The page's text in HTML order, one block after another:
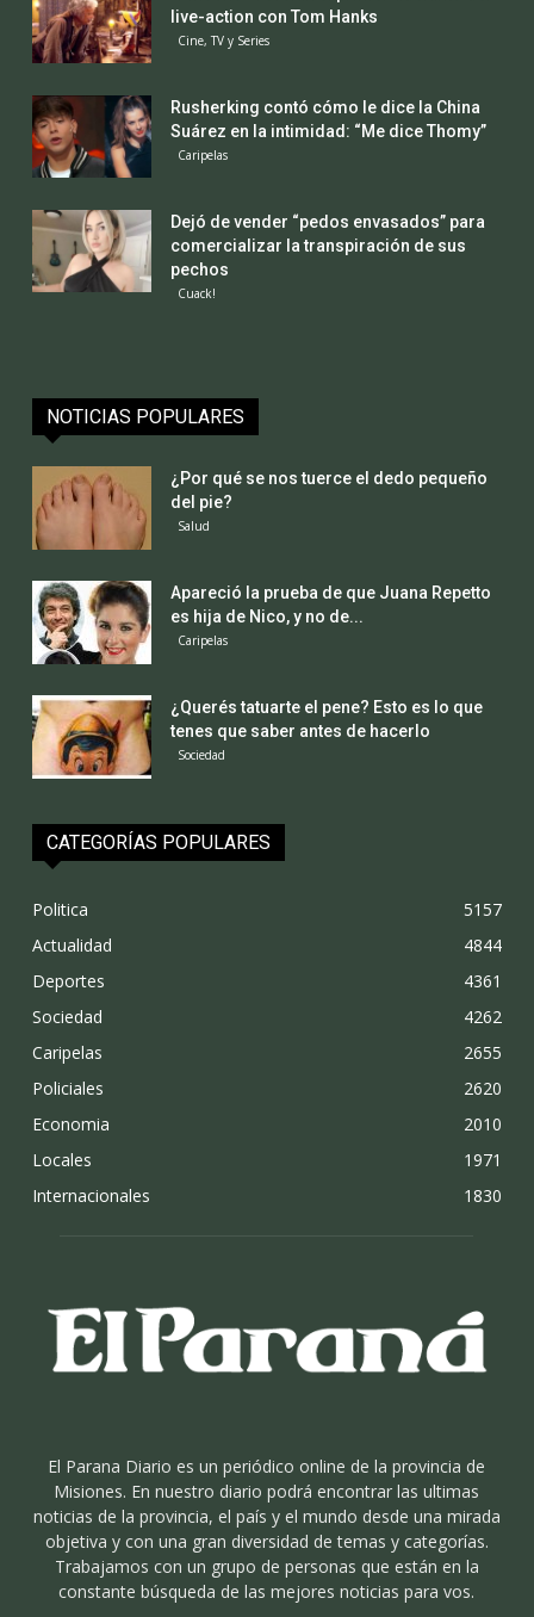
live-action con Tom Hanks
Cine, TV y Series
Rusherking contó cómo le dice la China
Suárez en la intimidad: “Me dice Thomy”
Caripelas
Dejó de vender “pedos envasados” para
comercializar la transpiración de sus
pechos
Cuack!
NOTICIAS POPULARES
¿Por qué se nos tuerce el dedo pequeño
del pie?
Salud
Apareció la prueba de que Juana Repetto
es hija de Nico, y no de...
Caripelas
¿Querés tatuarte el pene? Esto es lo que
tenes que saber antes de hacerlo
Sociedad
CATEGORÍAS POPULARES
Politica
5157
Actualidad
4844
Deportes
4361
Sociedad
4262
Caripelas
2655
Policiales
2620
Economia
2010
Locales
1971
Internacionales
1830
El Parana Diario es un periódico online de la provincia de
Misiones. En nuestro diario podrá encontrar las ultimas
noticias de la provincia, el país y el mundo desde una mirada
objetiva y con una gran diversidad de temas y categorías.
Trabajamos con un grupo de personas que están en la
constante búsqueda de las mejores noticias para vos.